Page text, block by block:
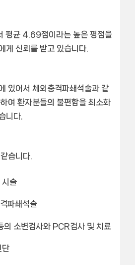
평균 4.69점이라는 높은 평점을
게 신뢰를 받고 있습니다.
있어서 체외충격파쇄석술과 같
여 환자분들의 불편함을 최소화
니다.
습니다.
시술
파쇄석술
의 소변검사와 PCR검사 및 치료
단